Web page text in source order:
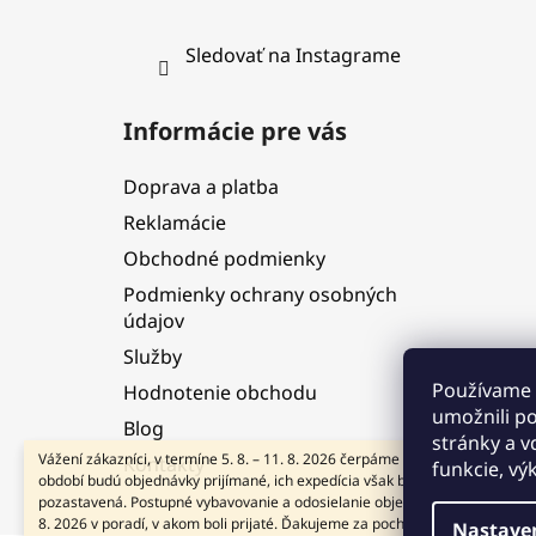
umožnili
stránky a
funkcie,
Vážení zákazníci, v termíne 5. 8. – 11. 8. 2026 čerpáme dovolenku. V tomto
období budú objednávky prijímané, ich expedícia však bude dočasne
pozastavená. Postupné vybavovanie a odosielanie objednávok začneme
8. 2026 v poradí, v akom boli prijaté. Ďakujeme za pochopenie a tešíme sa
Sledovať na Instagrame
Informácie pre vás
Doprava a platba
Reklamácie
Obchodné podmienky
Podmienky ochrany osobných
údajov
Služby
Hodnotenie obchodu
Blog
Kontakty